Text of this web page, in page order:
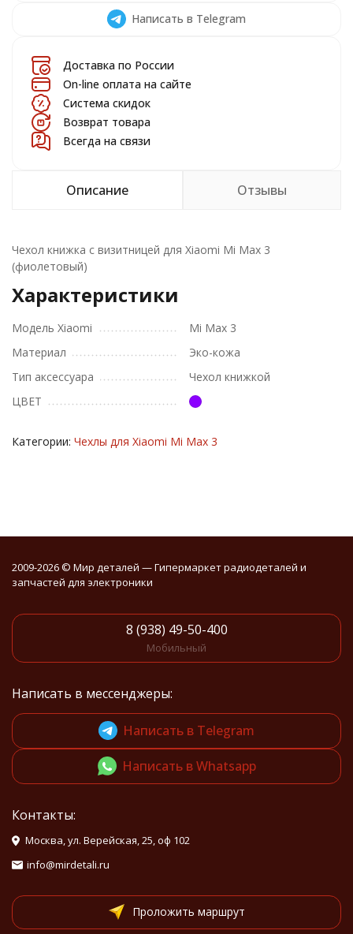
Написать в Telegram
Доставка по России
On-line оплата на сайте
Система скидок
Возврат товара
Всегда на связи
Описание Отзывы
Чехол книжка с визитницей для Xiaomi Mi Max 3
(фиолетовый)
Характеристики
Модель Xiaomi
Mi Max 3
Материал
Эко-кожа
Тип аксессуара
Чехол книжкой
ЦВЕТ
Категории: Чехлы для Xiaomi Mi Max 3
2009-2026 © Мир деталей — Гипермаркет радиодеталей и
запчастей для электроники
8 (938) 49-50-400
Мобильный
Написать в мессенджеры:
Написать в Telegram
Написать в Whatsapp
Контакты:
Москва, ул. Верейская, 25, оф 102
info@mirdetali.ru
Проложить маршрут